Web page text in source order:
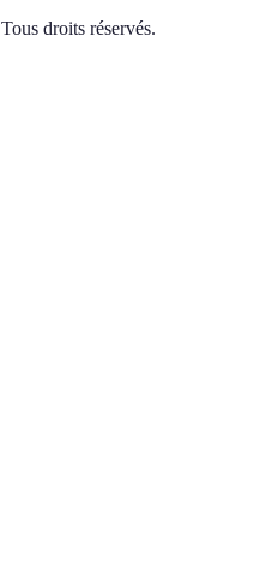
Tous droits réservés.